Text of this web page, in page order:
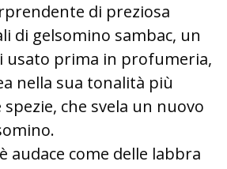
di preziosa
di gelsomino sambac, un
usato prima in profumeria,
nella sua tonalità più
che svela un nuovo
audace come delle labbra